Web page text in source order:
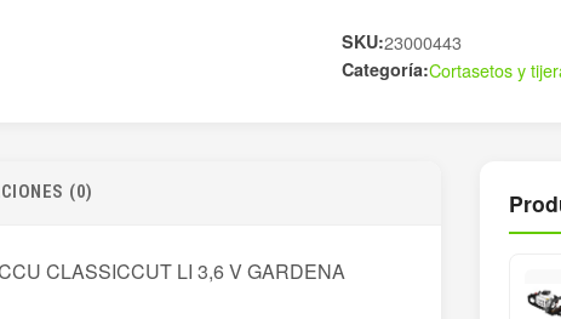
LI
3,6
SKU:23000443
Categoría:Cortasetos y
(0)
CLASSICCUT LI 3,6 V GARDENA